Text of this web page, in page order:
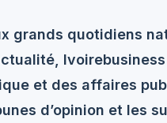
grands quotidiens
et des affaires
d’opinion et les